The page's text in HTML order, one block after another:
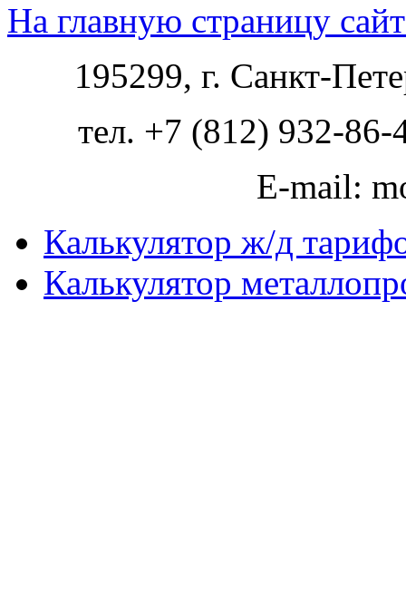
На главную страницу
195299, г. Санкт-
тел. +7 (812) 932-
E-mail:
Калькулятор ж/д
Калькулятор